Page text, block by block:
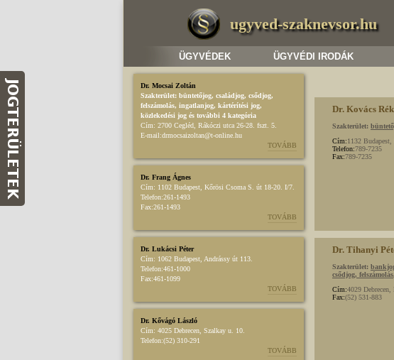
ugyved-szaknevsor.hu
ÜGYVÉDEK ÜGYVÉDI IRODÁK
Dr. Mocsai Zoltán
Szakterület: büntetőjog, családjog, csődjog,
felszámolás, ingatlanjog, kártérítési jog,
közlekedési jog és további 4 kategória
Cím: 2700 Cegléd, Rákóczi utca 26-28. fszt. 5.
E-mail:drmocsaizoltan@t-online.hu
TOVÁBB
Dr. Frang Ágnes
Cím: 1102 Budapest, Kőrösi Csoma S. út 18-20. I/7.
Telefon:261-1493
Fax:261-1493
TOVÁBB
Dr. Lukácsi Péter
Cím: 1062 Budapest, Andrássy út 113.
Telefon:461-1000
Fax:461-1099
TOVÁBB
Dr. Kővágó László
Cím: 4025 Debrecen, Szalkay u. 10.
Telefon:(52) 310-291
TOVÁBB
Dr. Kovács
Szakterület:
Cím:1132 Budapest,
Telefon:789-7235
Fax:789-7235
Dr. Tihanyi
Szakterület:
csődjog, felszámolás,
Cím:4029 Debrecen,
Fax:(52) 531-883